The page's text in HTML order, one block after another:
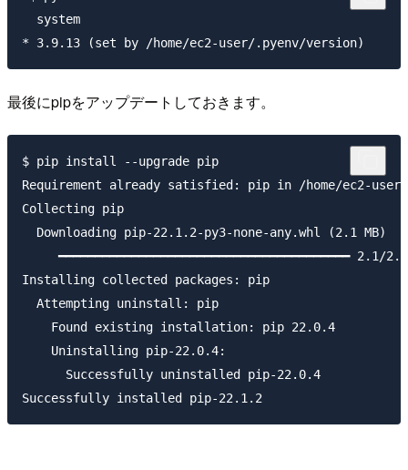
  system
最後にpipをアップデートしておきます。
$ pip install --upgrade pip
Requirement already satisfied: pip in /home/ec2-
Collecting pip
  Downloading pip-22.1.2-py3-none-any.whl (2.1 MB)
━━━━━━━━━━━━━━━━━━━━━━━━━━━━━━━━━━━━━━━━ 2.1/
Installing collected packages: pip
  Attempting uninstall: pip
    Found existing installation: pip 22.0.4
    Uninstalling pip-22.0.4:
      Successfully uninstalled pip-22.0.4